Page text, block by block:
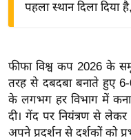
वि
शे
ष
ज्ञ
पहला स्थान दिला
फीफा विश्व कप 2026 के
तरह से दबदबा बनाते हुए
के लगभग हर विभाग में
दी। गेंद पर नियंत्रण से
अपने प्रदर्शन से दर्शकों को